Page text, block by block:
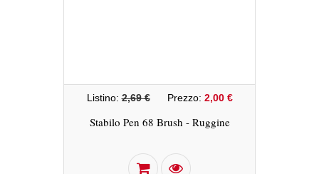
Listino:2,69 €Prezzo: 2,00 €
Stabilo Pen 68 Brush - Ruggine